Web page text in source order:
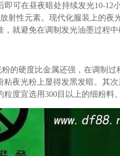
可在昼夜暗处持续发光10-12
射性元素。现代化服装上的夜
就避免在调制发光油墨过程中
的硬度比金属还强，在调制
夜光粉上显得发黑发暗。其
度宜选用300目以上的细粉料。